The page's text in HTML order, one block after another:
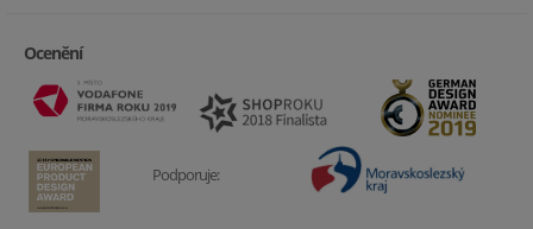
Ocenění
Podporuje: